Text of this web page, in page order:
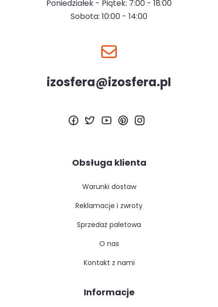
Poniedziałek - Piątek: 7:00 - 18:00
Sobota: 10:00 - 14:00
izosfera@izosfera.pl
Obsługa klienta
warunki dostaw
reklamacje i zwroty
sprzedaż paletowa
o nas
kontakt z nami
Informacje